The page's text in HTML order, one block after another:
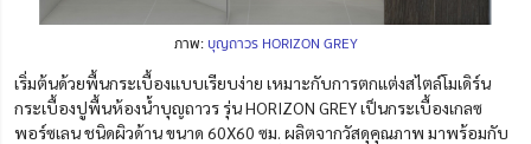
ภาพ: บุญถาวร HORIZON GREY
เริ่มต้นด้วยพื้นกระเบื้องแบบเรียบง่าย เหมาะกับการตกแต่งสไตล์โมเดิร์น
กระเบื้องปูพื้นห้องน้ำบุญถาวร รุ่น HORIZON GREY เป็นกระเบื้องเกลซ
พอร์ซเลน ชนิดผิวด้าน ขนาด 60X60 ซม. ผลิตจากวัสดุคุณภาพ มาพร้อมกับ